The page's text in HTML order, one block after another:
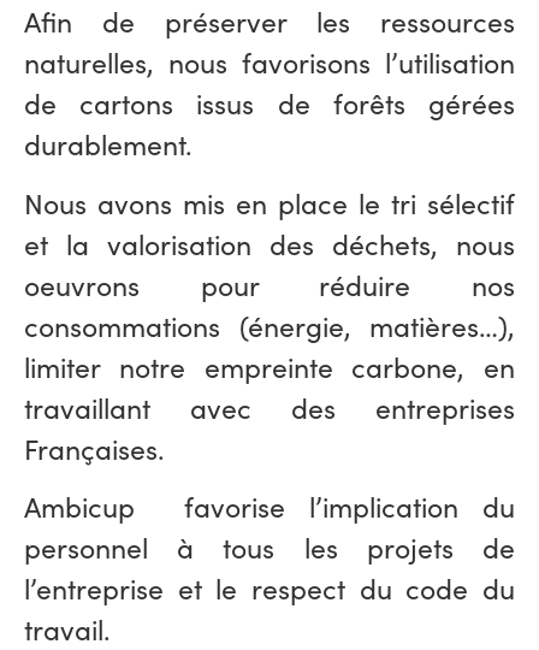
Afin de préserver les ressources
naturelles, nous favorisons l’utilisation
de cartons issus de forêts gérées
durablement.
Nous avons mis en place le tri sélectif
et la valorisation des déchets, nous
oeuvrons pour réduire nos
consommations (énergie, matières…),
limiter notre empreinte carbone, en
travaillant avec des entreprises
Françaises.
Ambicup favorise l’implication du
personnel à tous les projets de
l’entreprise et le respect du code du
travail.